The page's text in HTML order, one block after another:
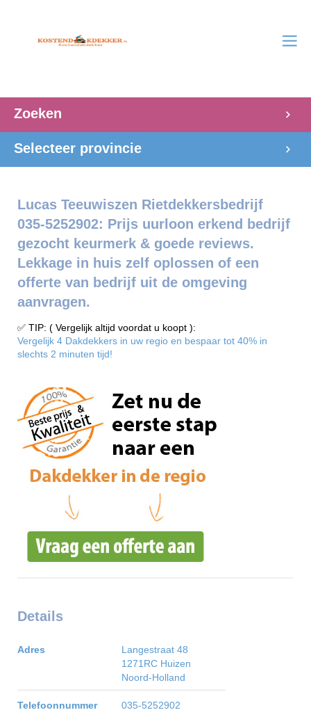
Zoeken
Selecteer provincie
Lucas Teeuwiszen Rietdekkersbedrijf
035-5252902: Prijs uurloon erkend bedrijf
gezocht keurmerk & goede reviews.
Lekkage in huis zelf oplossen of een
offerte van bedrijf uit de omgeving
aanvragen.
✅ TIP: ( Vergelijk altijd voordat u koopt ):
Vergelijk 4 Dakdekkers in uw regio en bespaar tot 40% in
slechts 2 minuten tijd!
Details
Adres
Langestraat 48
1271RC Huizen
Noord-Holland
Telefoonnummer 035-5252902